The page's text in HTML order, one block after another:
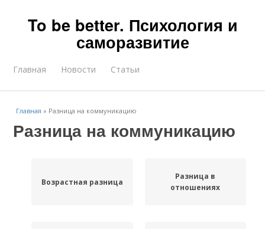
To be better. Психология и
саморазвитие
Главная Новости Статьи
Главная » Разница на коммуникацию
Разница на коммуникацию
Возрастная разница
Разница в
отношениях